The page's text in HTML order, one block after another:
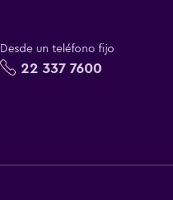
Desde un teléfono fijo
22 337 7600